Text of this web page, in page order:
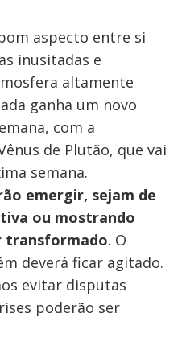
aspecto entre si
inusitadas e
altamente
ganha um novo
com a
de Plutão, que vai
semana.
emergir, sejam de
ou mostrando
transformado. O
deverá ficar agitado.
evitar disputas
poderão ser